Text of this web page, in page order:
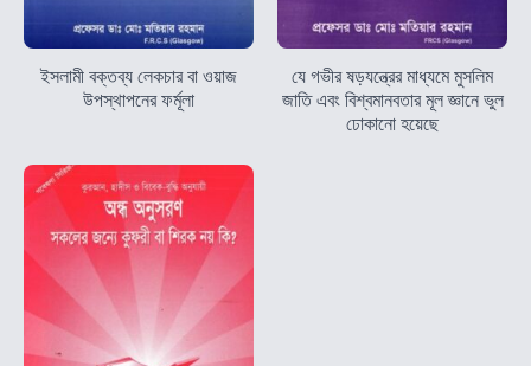
ইসলামী বক্তব্য লেকচার বা ওয়াজ
উপস্থাপনের ফর্মূলা
যে গভীর ষড়যন্ত্রের মাধ্যমে মুসলিম
জাতি এবং বিশ্বমানবতার মূল জ্ঞানে ভুল
ঢোকানো হয়েছে